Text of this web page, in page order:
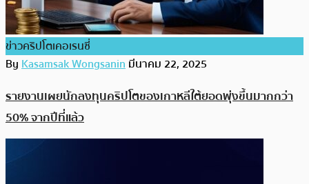
ข่าวคริปโตเคอเรนซี่
ByKasamsak Wongsaninมีนาคม 22, 2025
รายงานเผยนักลงทุนคริปโตของเกาหลีใต้ยอดพุ่งขึ้นมากกว่า
50% จากปีที่แล้ว